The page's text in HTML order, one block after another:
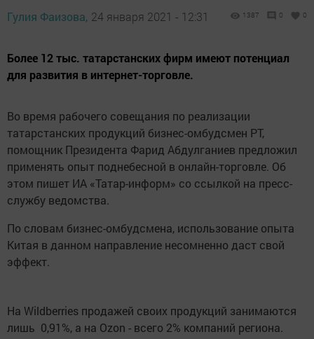
Гулия Фаизова, 24 января 2021 - 12:31 1387 0 0
Более 12 тыс. татарстанских фирм имеют потенциал
для развития в интернет-торговле.
Во время рабочего совещания по реализации
татарстанских продукций бизнес-омбудсмен РТ,
помощник Президента Фарид Абдулганиев предложил
применять опыт поднебесной в онлайн-торговле. Об
этом пишет ИА «Татар-информ» со ссылкой на пресс-
службу ведомства.
По словам бизнес-омбудсмена, использование опыта
Китая в данном направление несомненно даст свой
эффект.
На Wildberries продажей своих продукций занимаются
лишь 0,91%, а на Ozon - всего 2% компаний региона.